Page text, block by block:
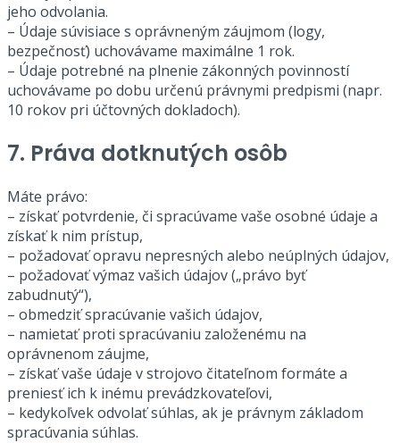
jeho odvolania.
– Údaje súvisiace s oprávneným záujmom (logy,
bezpečnosť) uchovávame maximálne 1 rok.
– Údaje potrebné na plnenie zákonných povinností
uchovávame po dobu určenú právnymi predpismi (napr.
10 rokov pri účtovných dokladoch).
7. Práva dotknutých osôb
Máte právo:
– získať potvrdenie, či spracúvame vaše osobné údaje a
získať k nim prístup,
– požadovať opravu nepresných alebo neúplných údajov,
– požadovať výmaz vašich údajov („právo byť
zabudnutý“),
– obmedziť spracúvanie vašich údajov,
– namietať proti spracúvaniu založenému na
oprávnenom záujme,
– získať vaše údaje v strojovo čitateľnom formáte a
preniesť ich k inému prevádzkovateľovi,
– kedykoľvek odvolať súhlas, ak je právnym základom
spracúvania súhlas.